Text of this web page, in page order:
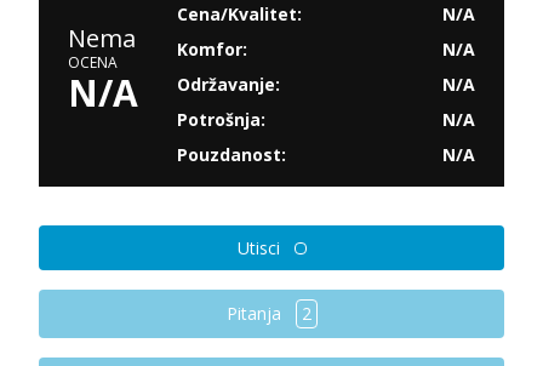
Nema
OCENA
N/A
Cena/Kvalitet:
N/A
Komfor:
N/A
Održavanje:
N/A
Potrošnja:
N/A
Pouzdanost:
N/A
Utisci
Pitanja 2